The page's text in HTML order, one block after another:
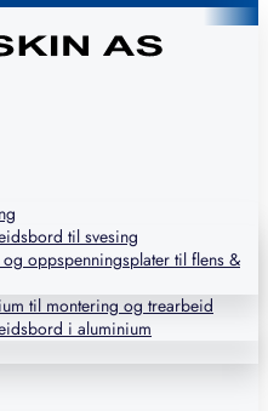
til svesing
og oppspenningsplater til flens &
til montering og trearbeid
i aluminium